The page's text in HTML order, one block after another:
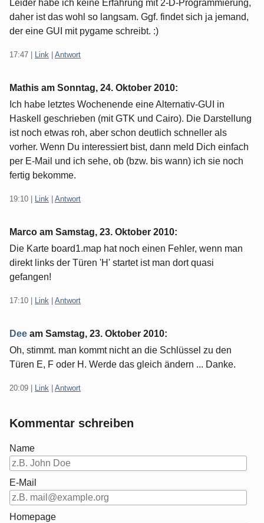
Leider habe ich keine Erfahrung mit 2-D-Programmierung,
daher ist das wohl so langsam. Ggf. findet sich ja jemand,
der eine GUI mit pygame schreibt. :)
17:47 Link Antwort
Mathis am Sonntag, 24. Oktober 2010:
Ich habe letztes Wochenende eine Alternativ-GUI in
Haskell geschrieben (mit GTK und Cairo). Die Darstellung
ist noch etwas roh, aber schon deutlich schneller als
vorher. Wenn Du interessiert bist, dann meld Dich einfach
per E-Mail und ich sehe, ob (bzw. bis wann) ich sie noch
fertig bekomme.
19:10 Link Antwort
Marco am Samstag, 23. Oktober 2010:
Die Karte board1.map hat noch einen Fehler, wenn man
direkt links der Türen 'H' startet ist man dort quasi
gefangen!
17:10 Link Antwort
Dee am Samstag, 23. Oktober 2010:
Oh, stimmt. man kommt nicht an die Schlüssel zu den
Türen E, F oder H. Werde das gleich ändern ... Danke.
20:09 Link Antwort
Kommentar schreiben
Name
E-Mail
Homepage